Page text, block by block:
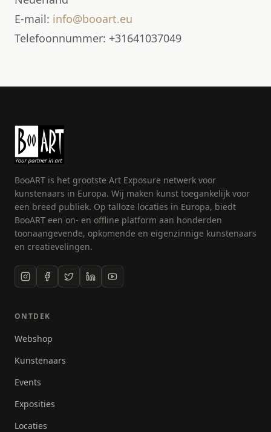
E-mail: info@booart.eu
Telefoonnummer: +31641037049
BooART is het grootste Art Exposure netwerk voor
kunstenaars in Europa. Wij maken kunst toegankelijk voor
een breed publiek. Op talloze locaties in Europa, biedt
BooART een on- en offline platform aan honderden
toonaangevende, opkomende en eigenzinnige kunstenaars
en creatievelingen.
ONTDEK
Webshop
Kunstenaars
Events
Exposities
Locaties